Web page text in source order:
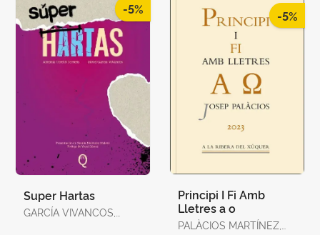
-5%
Super Hartas
GARCÍA VIVANCOS,
-5%
Principi I Fi Amb
Lletres a o
PALÀCIOS MARTÍNEZ,